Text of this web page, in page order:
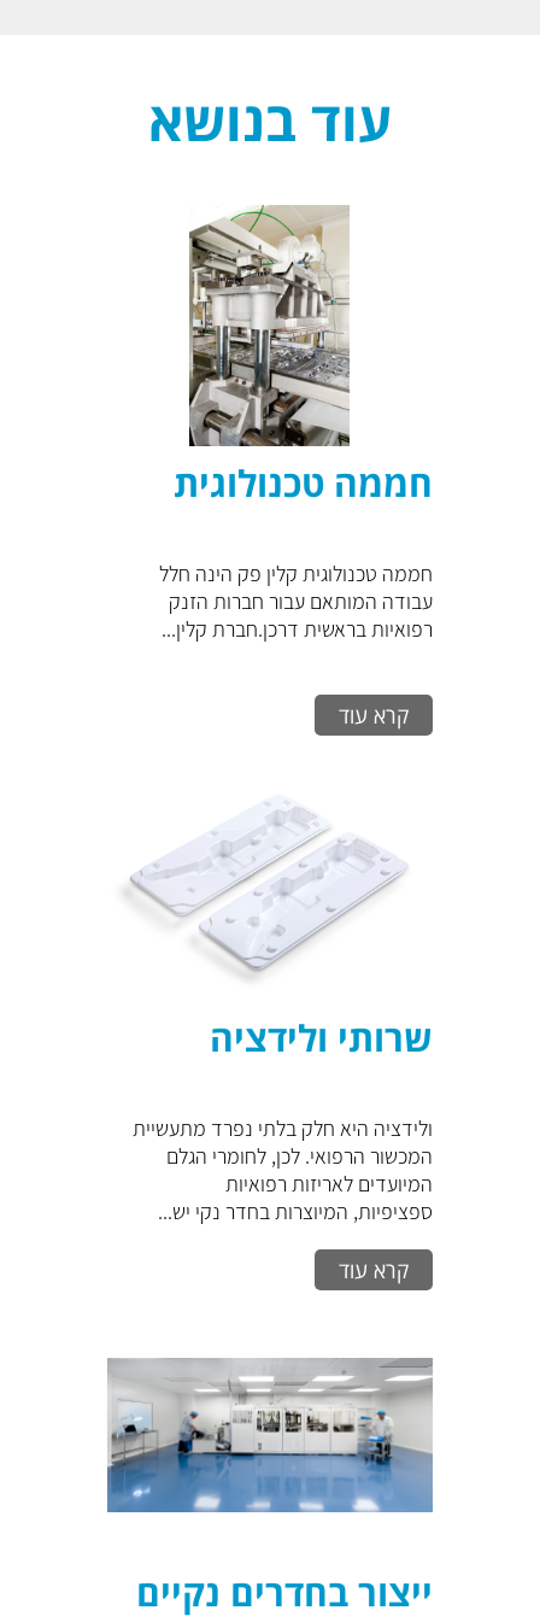
עוד בנושא
חממה טכנולוגית
חממה טכנולוגית קלין פק הינה חלל
עבודה המותאם עבור חברות הזנק
רפואיות בראשית דרכן.חברת קלין...
קרא עוד
שרותי ולידציה
ולידציה היא חלק בלתי נפרד מתעשיית
המכשור הרפואי. לכן, לחומרי הגלם
המיועדים לאריזות רפואיות
ספציפיות, המיוצרות בחדר נקי יש...
קרא עוד
ייצור בחדרים נקיים